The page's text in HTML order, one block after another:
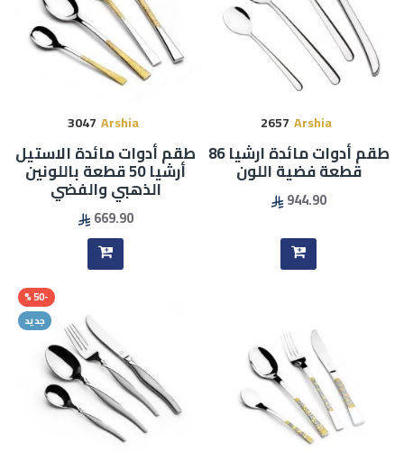
Arshia
2657
طقم أدوات مائدة ارشيا 86
قطعة فضية اللون
944.90
Arshia
3047
طقم أدوات مائدة الاستيل
أرشيا 50 قطعة باللونين
الذهبي والفضي
669.90
جديد
-50 %